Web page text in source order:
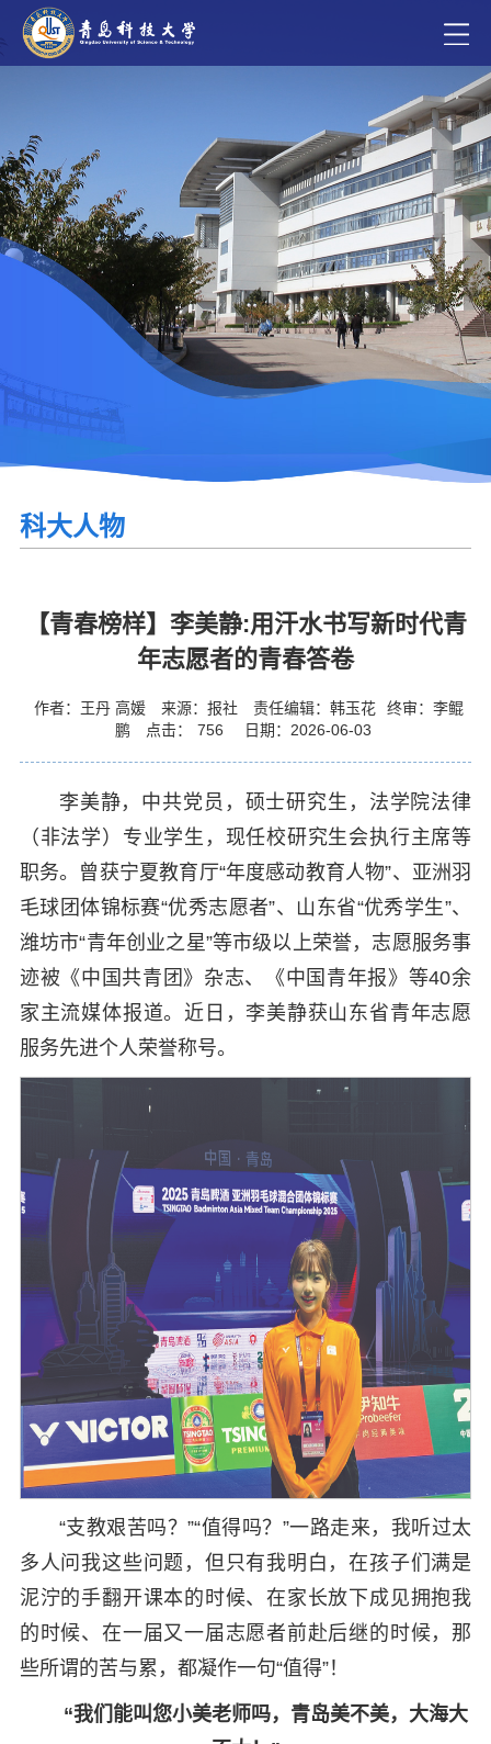
科大人物
【青春榜样】李美静:用汗水书写新时代青
年志愿者的青春答卷
作者：王丹 高媛 来源：报社 责任编辑：韩玉花
终审：李鲲
鹏
点击： 756 日期：2026-06-03
李美静，中共党员，硕士研究生，法学院法律
（非法学）专业学生，现任校研究生会执行主席等
职务。曾获宁夏教育厅“年度感动教育人物”、亚洲羽
毛球团体锦标赛“优秀志愿者”、山东省“优秀学生”、
潍坊市“青年创业之星”等市级以上荣誉，志愿服务事
迹被《中国共青团》杂志、《中国青年报》等40余
家主流媒体报道。近日，李美静获山东省青年志愿
服务先进个人荣誉称号。
“支教艰苦吗？”“值得吗？”一路走来，我听过太
多人问我这些问题，但只有我明白，在孩子们满是
泥泞的手翻开课本的时候、在家长放下成见拥抱我
的时候、在一届又一届志愿者前赴后继的时候，那
些所谓的苦与累，都凝作一句“值得”！
“我们能叫您小美老师吗， 青岛美不美，大海大